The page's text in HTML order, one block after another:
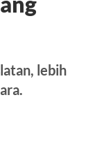
lebih